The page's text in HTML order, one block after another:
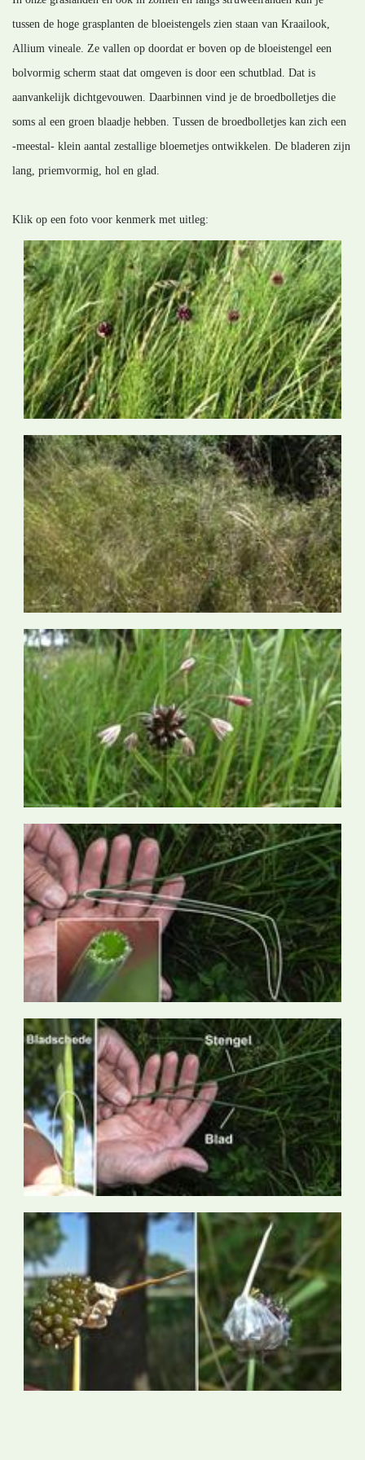
tussen de hoge grasplanten de bloeistengels zien staan van Kraailook,
Allium vineale. Ze vallen op doordat er boven op de bloeistengel een
bolvormig scherm staat dat omgeven is door een schutblad. Dat is
aanvankelijk dichtgevouwen. Daarbinnen vind je de broedbolletjes die
soms al een groen blaadje hebben. Tussen de broedbolletjes kan zich een
-meestal- klein aantal zestallige bloemetjes ontwikkelen. De bladeren zijn
lang, priemvormig, hol en glad.
Klik op een foto voor kenmerk met uitleg: